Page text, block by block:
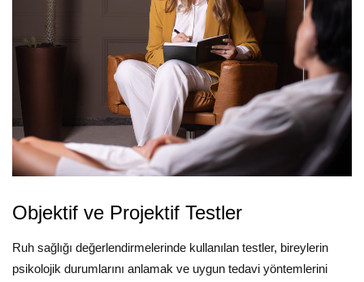
Objektif ve Projektif Testler
Ruh sağlığı değerlendirmelerinde kullanılan testler, bireylerin
psikolojik durumlarını anlamak ve uygun tedavi yöntemlerini